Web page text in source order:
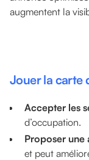
augmentent la
Jouer la carte
Accepter les
d’occupation.
Proposer une
et peut